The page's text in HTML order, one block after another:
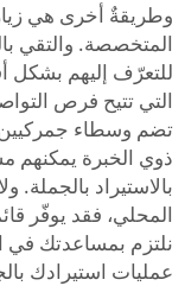
وطريقةٌ أخرى هي
المتخصصة. والتقي
للتعرّف إليهم بشكل
التي تتيح فرص
تضم وسطاء جمركيين
ذوي الخبرة يمكنهم
بالاستيراد
نلتزم بمساعدتك
عمليات استيرادك